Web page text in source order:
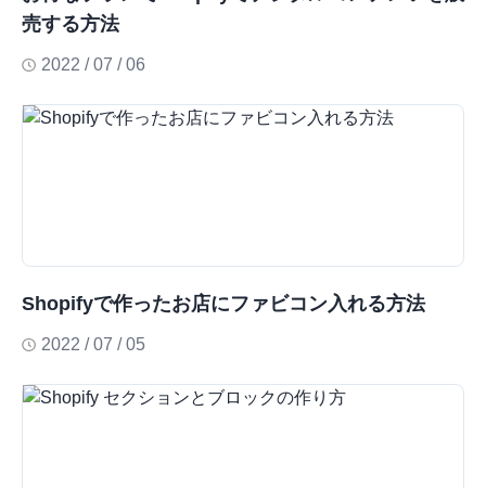
売する方法
2022 / 07 / 06
Shopifyで作ったお店にファビコン入れる方法
2022 / 07 / 05